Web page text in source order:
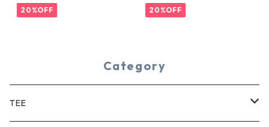
20%OFF 20%OFF
Category
TEE